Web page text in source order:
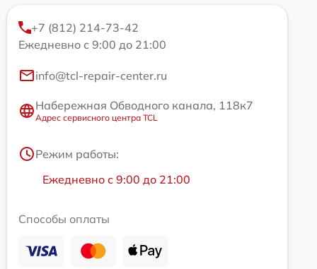
+7 (812) 214-73-42
Ежедневно с 9:00 до 21:00
info@tcl-repair-center.ru
Набережная Обводного канала, 118к7
Адрес сервисного центра TCL
Режим работы:
Ежедневно с 9:00 до 21:00
Способы оплаты